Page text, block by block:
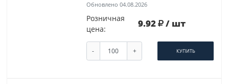
Обновлено 04.08.2026
Розничная
цена:
9.92 / шт
- + КУПИТЬ